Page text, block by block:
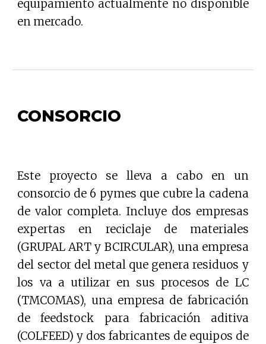
equipamiento actualmente no disponible
en mercado.
CONSORCIO
Este proyecto se lleva a cabo en un
consorcio de 6 pymes que cubre la cadena
de valor completa. Incluye dos empresas
expertas en reciclaje de materiales
(GRUPAL ART y BCIRCULAR), una empresa
del sector del metal que genera residuos y
los va a utilizar en sus procesos de LC
(TMCOMAS), una empresa de fabricación
de feedstock para fabricación aditiva
(COLFEED) y dos fabricantes de equipos de